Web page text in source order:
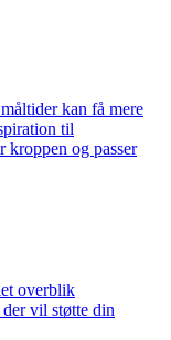
kan få mere
til
kroppen og passer
overblik
vil støtte din